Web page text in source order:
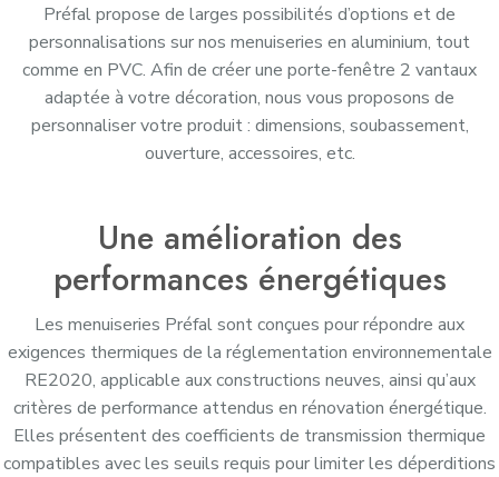
Préfal propose de larges possibilités d’options et de
personnalisations sur nos menuiseries en aluminium, tout
comme en PVC. Afin de créer une porte-fenêtre 2 vantaux
adaptée à votre décoration, nous vous proposons de
personnaliser votre produit : dimensions, soubassement,
ouverture, accessoires, etc.
Une amélioration des
performances énergétiques
Les menuiseries Préfal sont conçues pour répondre aux
exigences thermiques de la réglementation environnementale
RE2020, applicable aux constructions neuves, ainsi qu’aux
critères de performance attendus en rénovation énergétique.
Elles présentent des coefficients de transmission thermique
compatibles avec les seuils requis pour limiter les déperditions